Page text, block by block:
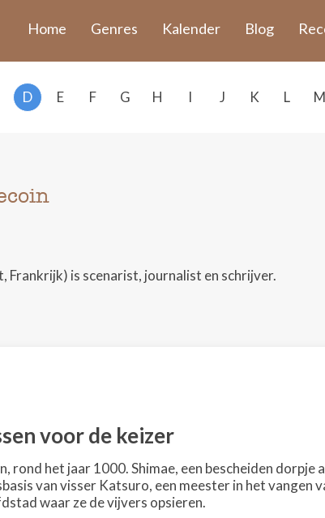
Home Genres Kalender Blog
D E F G H I J K L M
Frankrijk) is scenarist, journalist en schrijver.
voor de keizer
rond het jaar 1000. Shimae, een bescheiden
van visser Katsuro, een meester in het vangen
waar ze de vijvers opsieren.